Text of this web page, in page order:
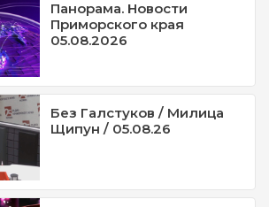
Панорама. Новости
Приморского края
05.08.2026
Без Галстуков / Милица
Щипун / 05.08.26